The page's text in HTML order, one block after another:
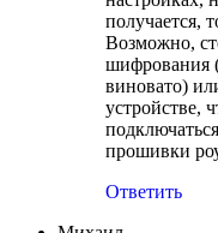
получается,
Возможно,
шифрования
виновато)
устройстве,
прошивки
Ответить